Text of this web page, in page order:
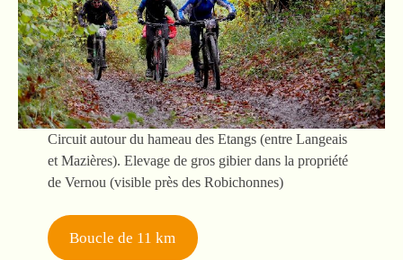
Circuit autour du hameau des Etangs (entre Langeais
et Mazières). Elevage de gros gibier dans la propriété
de Vernou (visible près des Robichonnes)
Boucle de 11 km